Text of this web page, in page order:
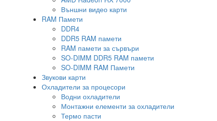
Външни видео карти
RAM Памети
DDR4
DDR5 RAM памети
RAM памети за сървъри
SO-DIMM DDR5 RAM памети
SO-DIMM RAM Памети
Звукови карти
Охладители за процесори
Водни охладители
Монтажни елементи за охладители
Термо пасти